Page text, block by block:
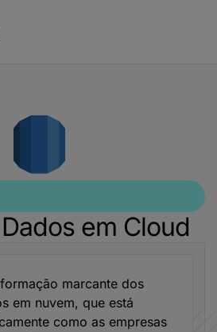
em Cloud
marcante dos
em nuvem, que está
como as empresas